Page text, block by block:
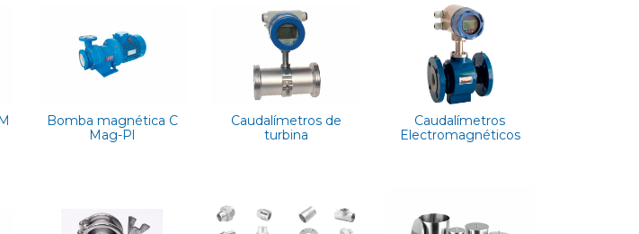
Bomba magnética C
Mag-Pl
Caudalímetros de
turbina
Caudalímetros
Electromagnéticos